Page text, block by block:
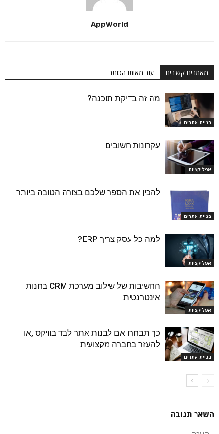
AppWorld
מאמרים קשורים עוד מאותו הכותב
בניית אתרים
מה זה בדיקת תוכנה?
אפליקציות
עקרונות חשובים
בניית אתרים
להכין את הספר שלכם בצורה הטובה ביותר
אפליקציות
למה כל עסק צריך ERP?
אפליקציות
החשיבות של שילוב מערכת CRM בחנות
אינטרנטית
בניית אתרים
כך תבחרו אם לבנות אתר לבד בוויקס ,או
להעזר בחברה מקצועית
השאר תגובה